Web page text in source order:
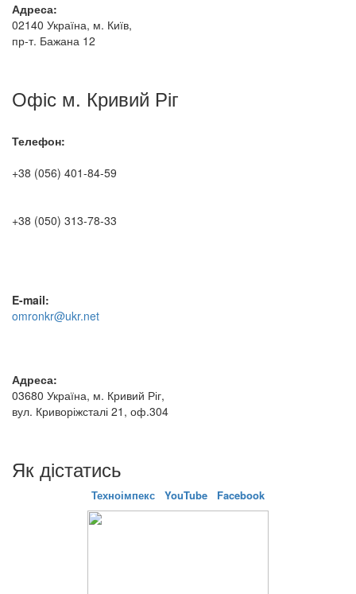
Адреса:
02140 Україна, м. Київ,
пр-т. Бажана 12
Офіс м. Кривий Ріг
Телефон:
+38 (056) 401-84-59
+38 (050) 313-78-33
E-mail:
omronkr@ukr.net
Адреса:
03680 Україна, м. Кривий Ріг,
вул. Криворіжсталі 21, оф.304
Як дістатись
Техноімпекс YouTube Facebook